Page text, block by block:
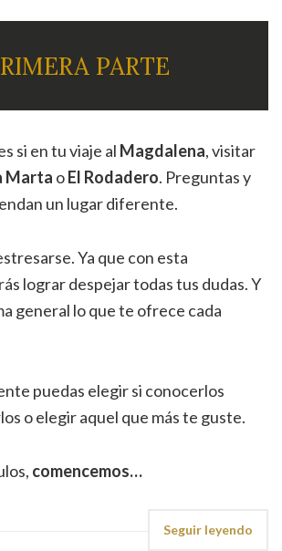
PARTE
si en tu viaje al Magdalena, visitar
Marta oEl Rodadero. Preguntas y
un lugar diferente.
Ya que con esta
lograr despejar todas tus dudas. Y
general lo que te ofrece cada
puedas elegir si conocerlos
o elegir aquel que más te guste.
comencemos…
Seguir leyendo